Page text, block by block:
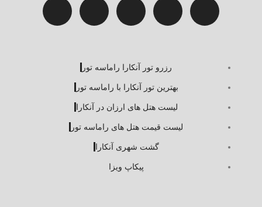
رزرو تور آنکارا راماسه تور
بهترین تور آنکارا با راماسه تور
لیست هتل های ارزان در آنکارا
لیست قیمت هتل های راماسه تور
گشت شهری آنکارا
پیکاپ ویزا